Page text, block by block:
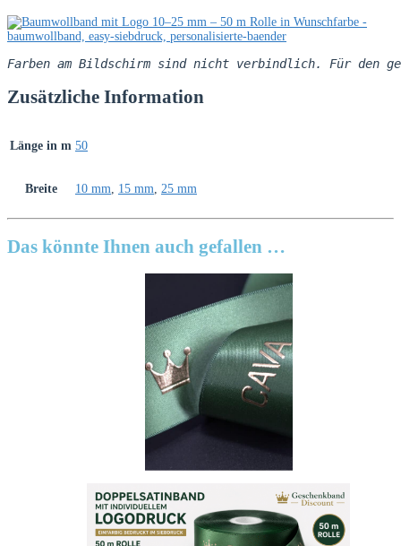
Farben am Bildschirm sind nicht verbindlich. Für den
Zusätzliche Information
Länge in m 50
Breite 10 mm, 15 mm, 25 mm
Das könnte Ihnen auch gefallen …